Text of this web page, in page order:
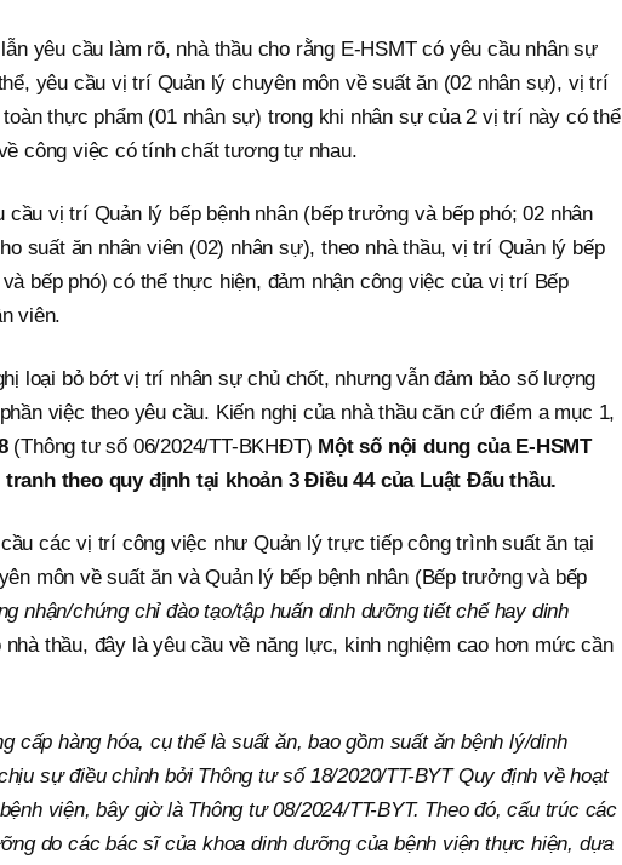
yêu cầu làm rõ, nhà thầu cho rằng E-HSMT có yêu cầu nhân sự
yêu cầu vị trí Quản lý chuyên môn về suất ăn (02 nhân sự), vị trí
thực phẩm (01 nhân sự) trong khi nhân sự của 2 vị trí này có thể
công việc có tính chất tương tự nhau.
vị trí Quản lý bếp bệnh nhân (bếp trưởng và bếp phó; 02 nhân
suất ăn nhân viên (02) nhân sự), theo nhà thầu, vị trí Quản lý bếp
bếp phó) có thể thực hiện, đảm nhận công việc của vị trí Bếp
viên.
loại bỏ bớt vị trí nhân sự chủ chốt, nhưng vẫn đảm bảo số lượng
việc theo yêu cầu. Kiến nghị của nhà thầu căn cứ điểm a mục 1,
(Thông tư số 06/2024/TT-BKHĐT) Một số nội dung của E-HSMT
tranh theo quy định tại khoản 3 Điều 44 của Luật Đấu thầu.
các vị trí công việc như Quản lý trực tiếp công trình suất ăn tại
môn về suất ăn và Quản lý bếp bệnh nhân (Bếp trưởng và bếp
nhận/chứng chỉ đào tạo/tập huấn dinh dưỡng tiết chế hay dinh
nhà thầu, đây là yêu cầu về năng lực, kinh nghiệm cao hơn mức cần
cấp hàng hóa, cụ thể là suất ăn, bao gồm suất ăn bệnh lý/dinh
sự điều chỉnh bởi Thông tư số 18/2020/TT-BYT Quy định về hoạt
viện, bây giờ là Thông tư 08/2024/TT-BYT. Theo đó, cấu trúc các
do các bác sĩ của khoa dinh dưỡng của bệnh viện thực hiện, dựa